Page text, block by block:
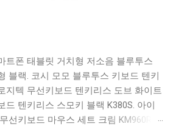
트폰 태블릿 거치형 저소음 블루투스
블랙. 코시 모모 블루투스 키보드 텐키
지텍 무선키보드 텐키리스 도브 화이트
드 텐키리스 스모키 블랙 K380S. 아이
선키보드 마우스 세트 크림 KM960RB